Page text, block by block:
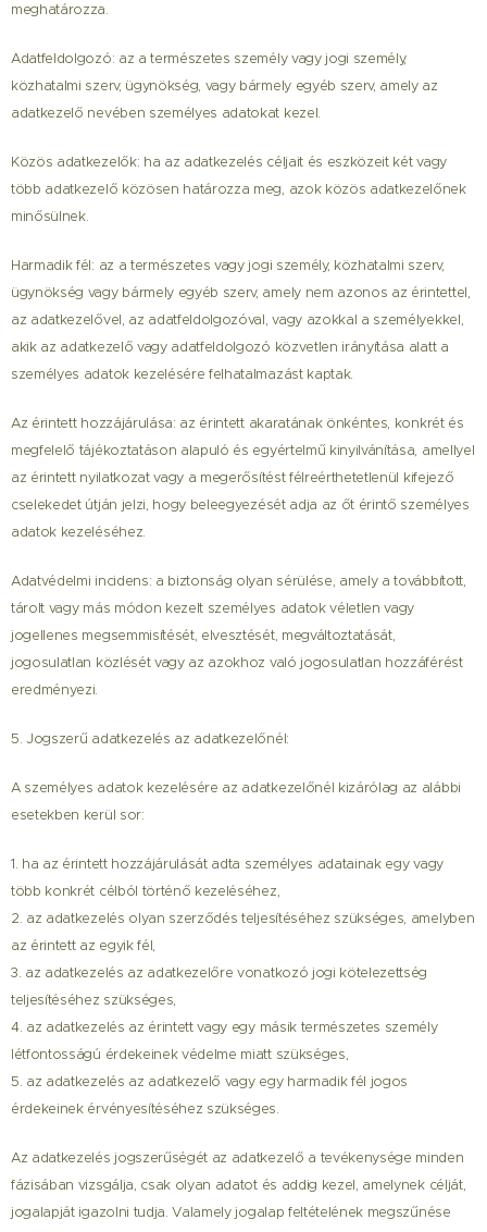
meghatározza.
Adatfeldolgozó: az a természetes személy vagy jogi személy,
közhatalmi szerv, ügynökség, vagy bármely egyéb szerv, amely az
adatkezelő nevében személyes adatokat kezel.
Közös adatkezelők: ha az adatkezelés céljait és eszközeit két vagy
több adatkezelő közösen határozza meg, azok közös adatkezelőnek
minősülnek.
Harmadik fél: az a természetes vagy jogi személy, közhatalmi szerv,
ügynökség vagy bármely egyéb szerv, amely nem azonos az érintettel,
az adatkezelővel, az adatfeldolgozóval, vagy azokkal a személyekkel,
akik az adatkezelő vagy adatfeldolgozó közvetlen irányítása alatt a
személyes adatok kezelésére felhatalmazást kaptak.
Az érintett hozzájárulása: az érintett akaratának önkéntes, konkrét és
megfelelő tájékoztatáson alapuló és egyértelmű kinyilvánítása, amellyel
az érintett nyilatkozat vagy a megerősítést félreérthetetlenül kifejező
cselekedet útján jelzi, hogy beleegyezését adja az őt érintő személyes
adatok kezeléséhez.
Adatvédelmi incidens: a biztonság olyan sérülése, amely a továbbított,
tárolt vagy más módon kezelt személyes adatok véletlen vagy
jogellenes megsemmisítését, elvesztését, megváltoztatását,
jogosulatlan közlését vagy az azokhoz való jogosulatlan hozzáférést
eredményezi.
5. Jogszerű adatkezelés az adatkezelőnél:
A személyes adatok kezelésére az adatkezelőnél kizárólag az alábbi
esetekben kerül sor:
1. ha az érintett hozzájárulását adta személyes adatainak egy vagy
több konkrét célból történő kezeléséhez,
2. az adatkezelés olyan szerződés teljesítéséhez szükséges, amelyben
az érintett az egyik fél,
3. az adatkezelés az adatkezelőre vonatkozó jogi kötelezettség
teljesítéséhez szükséges,
4. az adatkezelés az érintett vagy egy másik természetes személy
létfontosságú érdekeinek védelme miatt szükséges,
5. az adatkezelés az adatkezelő vagy egy harmadik fél jogos
érdekeinek érvényesítéséhez szükséges.
Az adatkezelés jogszerűségét az adatkezelő a tevékenysége minden
fázisában vizsgálja, csak olyan adatot és addig kezel, amelynek célját,
jogalapját igazolni tudja. Valamely jogalap feltételének megszűnése